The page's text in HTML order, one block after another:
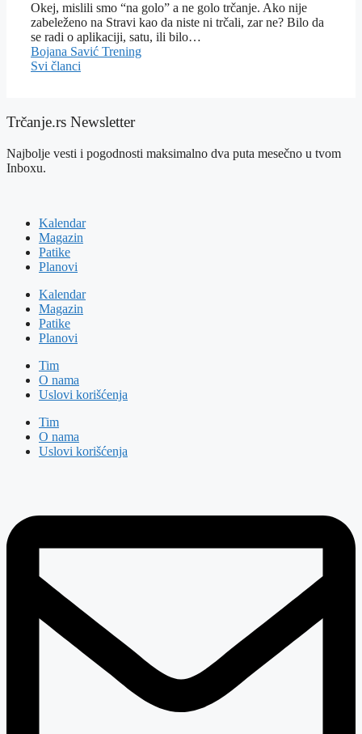
Okej, mislili smo “na golo” a ne golo trčanje. Ako nije
zabeleženo na Stravi kao da niste ni trčali, zar ne? Bilo da
se radi o aplikaciji, satu, ili bilo…
Bojana Savić Trening
Svi članci
Trčanje.rs Newsletter
Najbolje vesti i pogodnosti maksimalno dva puta mesečno u tvom
Inboxu.
Kalendar
Magazin
Patike
Planovi
Kalendar
Magazin
Patike
Planovi
Tim
O nama
Uslovi korišćenja
Tim
O nama
Uslovi korišćenja